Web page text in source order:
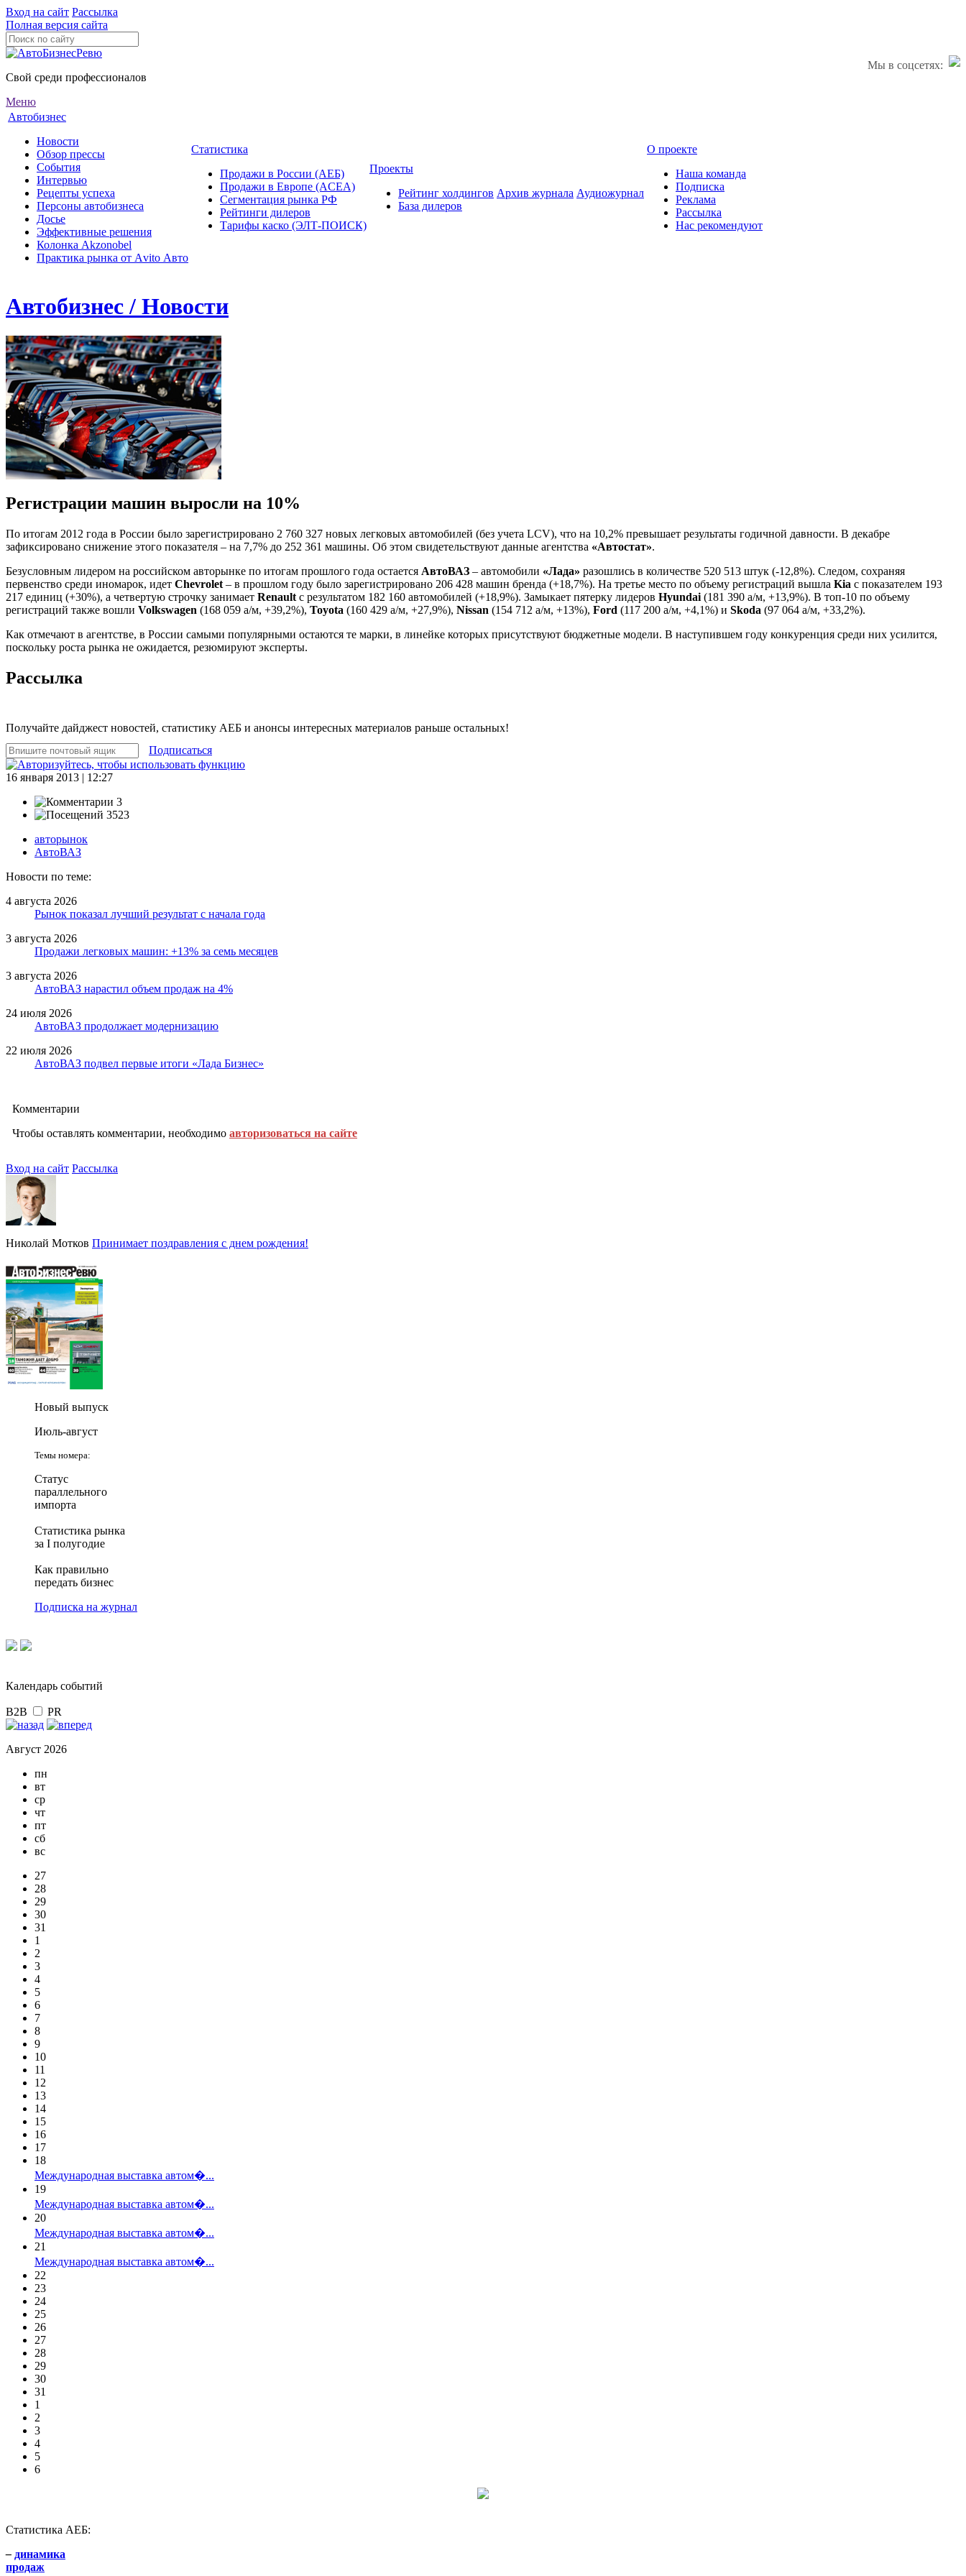
Вход на сайт Рассылка
Полная версия сайта
Мы в соцсетях:
Свой среди профессионалов
Меню
Автобизнес
Новости
Обзор прессы
События
Интервью
Рецепты успеха
Персоны автобизнеса
Досье
Эффективные решения
Колонка Akzonobel
Практика рынка от Аvito Авто
Статистика
Продажи в России (АЕБ)
Продажи в Европе (ACEA)
Сегментация рынка РФ
Рейтинги дилеров
Тарифы каско (ЭЛТ-ПОИСК)
Проекты
Рейтинг холдингов
База дилеров
Архив журнала Аудиожурнал
О проекте
Наша команда
Подписка
Реклама
Рассылка
Нас рекомендуют
Автобизнес / Новости
Регистрации машин выросли на 10%
По итогам 2012 года в России было зарегистрировано 2 760 327 новых легковых автомобилей (без учета LCV), что на 10,2% превышает результаты годичной давности. В декабре
зафиксировано снижение этого показателя – на 7,7% до 252 361 машины. Об этом свидетельствуют данные агентства «Автостат».
Безусловным лидером на российском авторынке по итогам прошлого года остается АвтоВАЗ – автомобили «Лада» разошлись в количестве 520 513 штук (-12,8%). Следом, сохраняя
первенство среди иномарок, идет Chevrolet – в прошлом году было зарегистрировано 206 428 машин бренда (+18,7%). На третье место по объему регистраций вышла Kia с показателем 193
217 единиц (+30%), а четвертую строчку занимает Renault с результатом 182 160 автомобилей (+18,9%). Замыкает пятерку лидеров Hyundai (181 390 а/м, +13,9%). В топ-10 по объему
регистраций также вошли Volkswagen (168 059 а/м, +39,2%), Toyota (160 429 а/м, +27,9%), Nissan (154 712 а/м, +13%), Ford (117 200 а/м, +4,1%) и Skoda (97 064 а/м, +33,2%).
Как отмечают в агентстве, в России самыми популярными остаются те марки, в линейке которых присутствуют бюджетные модели. В наступившем году конкуренция среди них усилится,
поскольку роста рынка не ожидается, резюмируют эксперты.
Рассылка
Получайте дайджест новостей, статистику АЕБ и анонсы интересных материалов раньше остальных!
Подписаться
16 января 2013 | 12:27
3
3523
авторынок
АвтоВАЗ
Новости по теме:
4 августа 2026
Рынок показал лучший результат с начала года
3 августа 2026
Продажи легковых машин: +13% за семь месяцев
3 августа 2026
АвтоВАЗ нарастил объем продаж на 4%
24 июля 2026
АвтоВАЗ продолжает модернизацию
22 июля 2026
АвтоВАЗ подвел первые итоги «Лада Бизнес»
Комментарии
Чтобы оставлять комментарии, необходимо авторизоваться на сайте
Вход на сайт Рассылка
Николай Мотков Принимает поздравления с днем рождения!
Новый выпуск
Июль-август
Темы номера:
Статус
параллельного
импорта
Статистика рынка
за I полугодие
Как правильно
передать бизнес
Подписка на журнал
Календарь событий
B2B PR
Август 2026
пн
вт
ср
чт
пт
сб
вс
27
28
29
30
31
1
2
3
4
5
6
7
8
9
10
11
12
13
14
15
16
17
18
Международная выставка автом�...
19
Международная выставка автом�...
20
Международная выставка автом�...
21
Международная выставка автом�...
22
23
24
25
26
27
28
29
30
31
1
2
3
4
5
6
Статистика АЕБ:
– динамика
продаж